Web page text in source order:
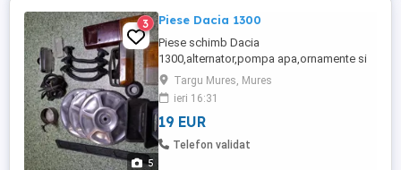
5
3 Piese Dacia 1300
Piese schimb Dacia
1300,alternator,pompa apa,ornamente si
componente electrice (bobina,stabilizator
tens.,platina,aprindere
electronica,etc.)aparatoare noroi,tampon
cauciuc arc spate,ornamente janta,pompa
stergator ,garnituri,bucse si prese pt.
Targu Mures, Mures
ieri 16:31
19 EUR
Telefon validat